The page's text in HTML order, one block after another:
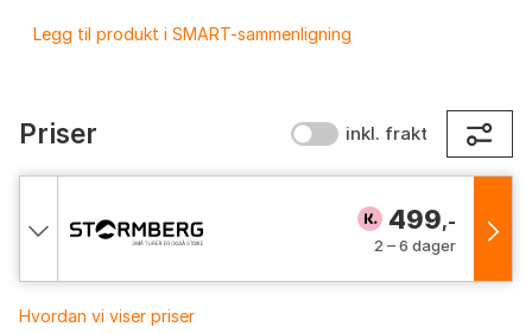
Legg til produkt i SMART-sammenligning
Priser inkl. frakt
499,-
2 – 6 dager
Hvordan vi viser priser